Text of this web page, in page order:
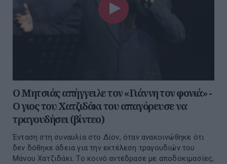
Ο Μητσιάς απήγγειλε τον «Γιάννη τον φονιά» -
Ο γιος του Χατζιδάκι του απαγόρευσε να
τραγουδήσει (βίντεο)
Ένταση στη συναυλία στο Δίον, όταν ανακοινώθηκε ότι
δεν δόθηκε άδεια για την εκτέλεση τραγουδιών του
Μάνου Χατζιδάκι. Το κοινό αντέδρασε με αποδοκιμασίες,